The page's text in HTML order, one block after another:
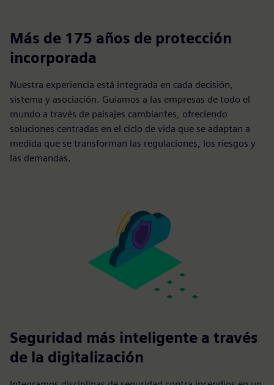
Más de 175 años de protección
incorporada
Nuestra experiencia está integrada en cada decisión,
sistema y asociación. Guiamos a las empresas de todo el
mundo a través de paisajes cambiantes, ofreciendo
soluciones centradas en el ciclo de vida que se adaptan a
medida que se transforman las regulaciones, los riesgos y
las demandas.
Seguridad más inteligente a través
de la digitalización